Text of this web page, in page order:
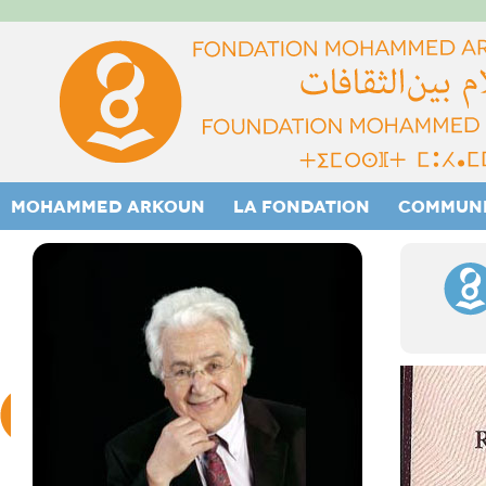
MOHAMMED ARKOUN LA FONDATION